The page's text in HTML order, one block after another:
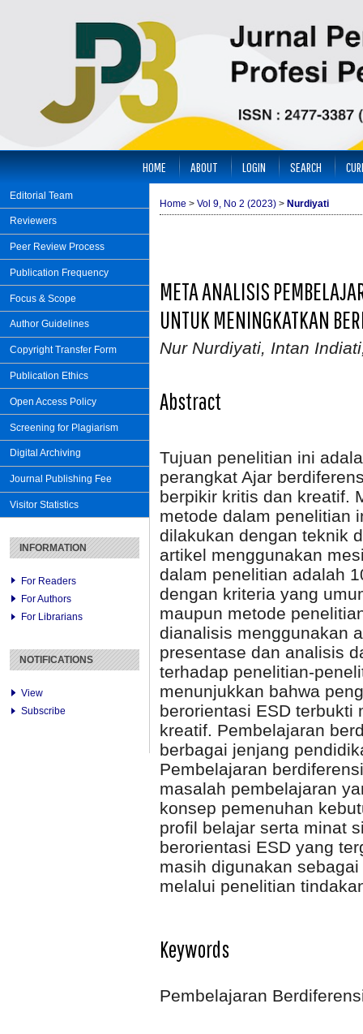
Editorial Team
Reviewers
Peer Review Process
Publication Frequency
Focus & Scope
Author Guidelines
Copyright Transfer Form
Publication Ethics
Open Access Policy
Screening for Plagiarism
Digital Archiving
Journal Publishing Fee
Visitor Statistics
INFORMATION
For Readers
For Authors
For Librarians
NOTIFICATIONS
View
Subscribe
HOME ABOUT LOGIN SEARCH
Home > Vol 9, No 2 (2023) > Nurdiyati
META ANALISIS
UNTUK MENINGKATKAN
Nur Nurdiyati, Intan
Abstract
Tujuan penelitian ini
perangkat Ajar
berpikir kritis dan kreatif.
metode dalam penelitian
dilakukan dengan teknik
artikel menggunakan
dalam penelitian adalah
dengan kriteria yang
maupun metode
dianalisis menggunakan
presentase dan analisis
terhadap penelitian-
menunjukkan bahwa
berorientasi ESD terbukti
kreatif. Pembelajaran
berbagai jenjang
Pembelajaran
masalah pembelajaran
konsep pemenuhan
profil belajar serta minat
berorientasi ESD yang
masih digunakan
melalui penelitian
Keywords
Pembelajaran